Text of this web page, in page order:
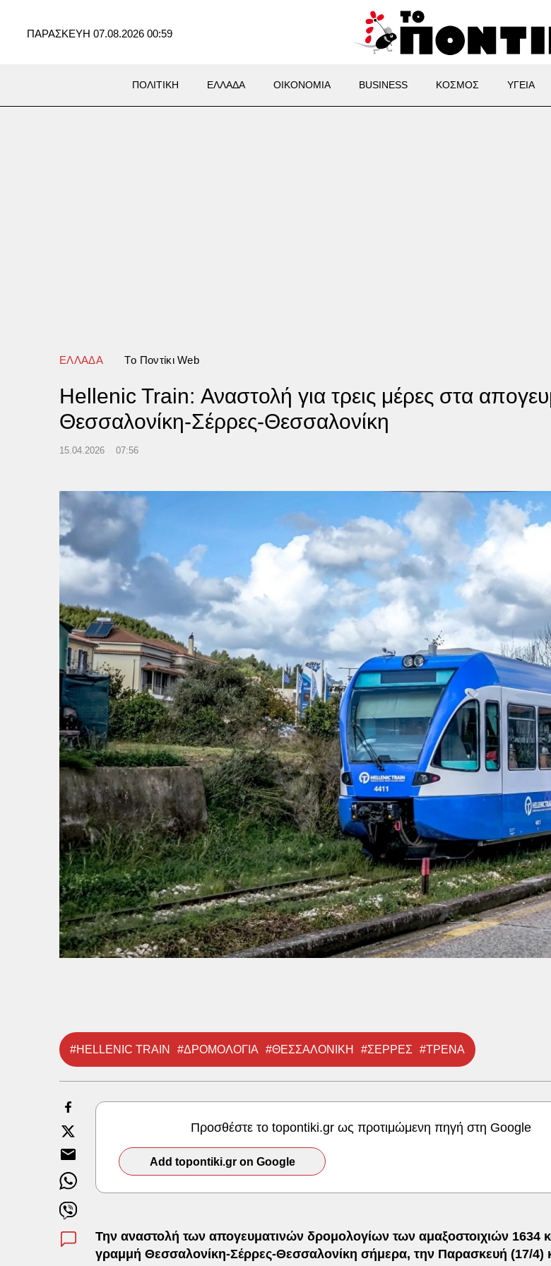
ΠΑΡΑΣΚΕΥΗ 07.08.2026 00:59
ΠΟΛΙΤΙΚΗ ΕΛΛΑΔΑ ΟΙΚΟΝΟΜΙΑ BUSINESS ΚΟΣΜΟΣ ΥΓΕΙΑ
ΕΛΛΑΔΑ Tο Ποντίκι Web
Hellenic Train: Αναστολή για τρεις μέρες στα
Θεσσαλονίκη-Σέρρες-Θεσσαλονίκη
15.04.2026 07:56
#HELLENIC TRAIN #ΔΡΟΜΟΛΟΓΙΑ #ΘΕΣΣΑΛΟΝΙΚΗ #ΣΕΡΡΕΣ #ΤΡΕΝΑ
Προσθέστε το topontiki.gr ως προτιμώμενη πηγή στη Google
Add topontiki.gr on Google
Την αναστολή των απογευματινών δρομολογίων των αμαξοστοιχιών 1634
γραμμή Θεσσαλονίκη-Σέρρες-Θεσσαλονίκη σήμερα, την Παρασκευή (17/4)